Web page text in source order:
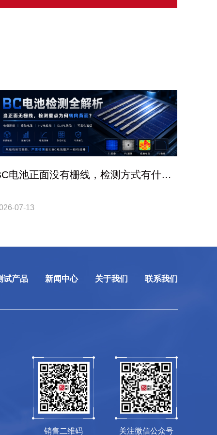
电池正面没有栅线，检测方式有什么
07-13
试产品 新闻中心 关于我们 联系我们
销售二维码 关注微信公众号